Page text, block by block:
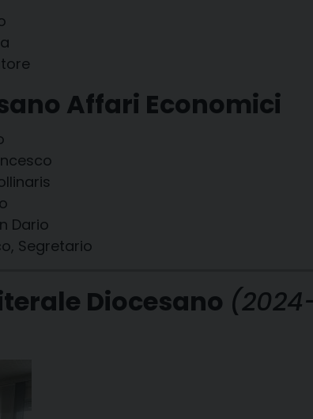
Affari Economici
Dario
Segretario
Diocesano